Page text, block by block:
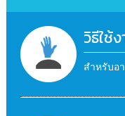
วิธีใช้
สำหรับอ